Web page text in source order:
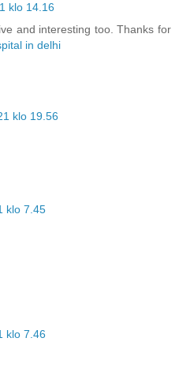
klo 14.16
and interesting too. Thanks for
in delhi
klo 19.56
klo 7.45
klo 7.46